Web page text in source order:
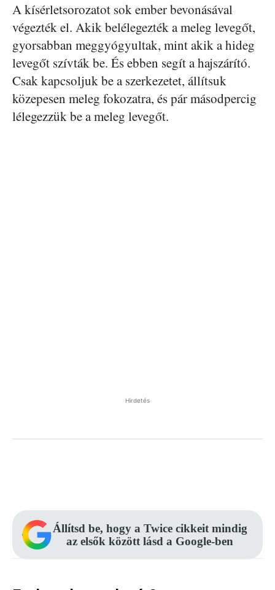
A kísérletsorozatot sok ember bevonásával
végezték el. Akik belélegezték a meleg levegőt,
gyorsabban meggyógyultak, mint akik a hideg
levegőt szívták be. És ebben segít a hajszárító.
Csak kapcsoljuk be a szerkezetet, állítsuk
közepesen meleg fokozatra, és pár másodpercig
lélegezzük be a meleg levegőt.
Hirdetés
Állítsd be, hogy a Twice cikkeit mindig
az elsők között lásd a Google-ben